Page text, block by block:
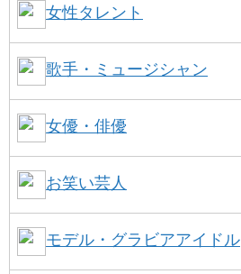
女性タレント
歌手・ミュージシャン
女優・俳優
お笑い芸人
モデル・グラビアアイドル